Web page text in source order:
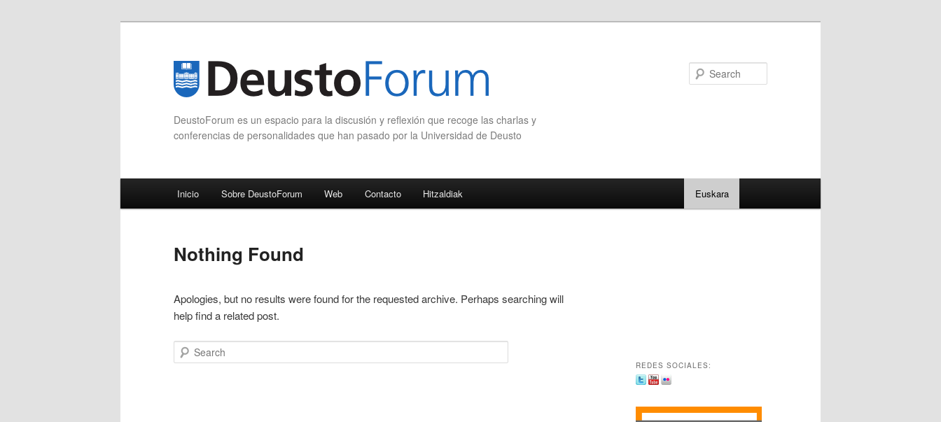
DeustoForum es un espacio para la discusión y reflexión que recoge las charlas y
conferencias de personalidades que han pasado por la Universidad de Deusto
Skip to primary content
Skip to secondary content
Inicio Sobre DeustoForum Web Contacto Hitzaldiak Euskara
Nothing Found
Apologies, but no results were found for the requested archive. Perhaps searching will
help find a related post.
Search
REDES SOCIALES: